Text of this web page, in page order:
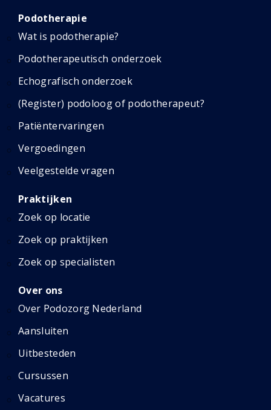
Podotherapie
Wat is podotherapie?
Podotherapeutisch onderzoek
Echografisch onderzoek
(Register) podoloog of podotherapeut?
Patiëntervaringen
Vergoedingen
Veelgestelde vragen
Praktijken
Zoek op locatie
Zoek op praktijken
Zoek op specialisten
Over ons
Over Podozorg Nederland
Aansluiten
Uitbesteden
Cursussen
Vacatures